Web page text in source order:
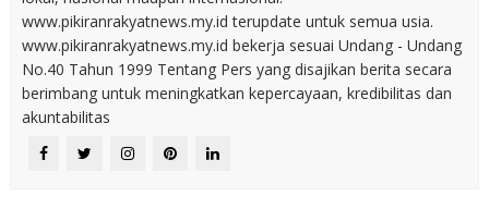
www.pikiranrakyatnews.my.id terupdate untuk semua usia.
www.pikiranrakyatnews.my.id bekerja sesuai Undang - Undang
No.40 Tahun 1999 Tentang Pers yang disajikan berita secara
berimbang untuk meningkatkan kepercayaan, kredibilitas dan
akuntabilitas